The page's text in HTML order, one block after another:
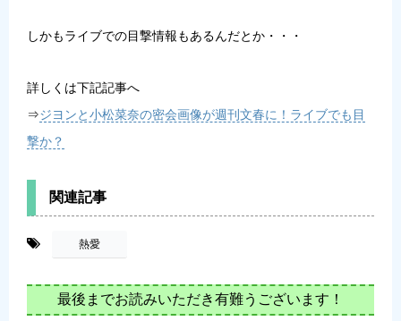
しかもライブでの目撃情報もあるんだとか・・・
詳しくは下記記事へ
⇒ジヨンと小松菜奈の密会画像が週刊文春に！ライブでも目
撃か？
関連記事
熱愛
最後までお読みいただき有難うございます！